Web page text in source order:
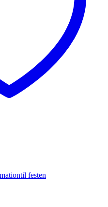
til festen